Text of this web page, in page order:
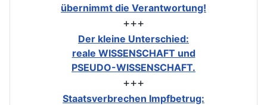
übernimmt die Verantwortung!
+++
Der kleine Unterschied:
reale WISSENSCHAFT und
PSEUDO-WISSENSCHAFT.
+++
Staatsverbrechen Impfbetrug: